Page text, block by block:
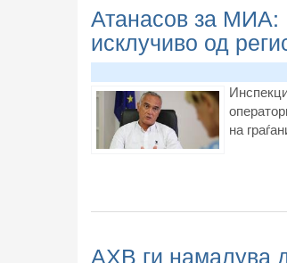
Атанасов за МИА:
исклучиво од
на
АХВ ги намалува